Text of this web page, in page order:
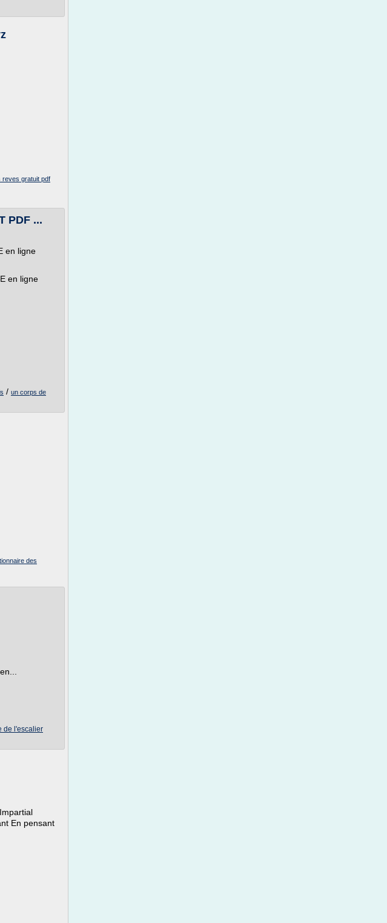
reves gratuit pdf
PDF ...
en ligne
en ligne
/ un corps de
des
de l'escalier
En pensant